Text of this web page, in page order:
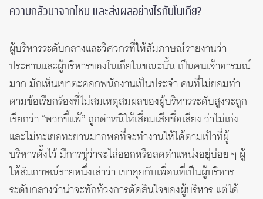
ความกลัวมาจากไหน และส่งผลอย่างไรกับโนเกีย?
ผู้บริหารระดับกลางและวิศวกรที่ให้สัมภาษณ์รายงานว่า
ประธานและผู้บริหารของโนเกียในขณะนั้น เป็นคนเจ้าอารมณ์
มาก มักเห็นเขาตะคอกพนักงานเป็นประจำ คนที่ไม่ยอมทำ
ตามข้อเรียกร้องที่ไม่สมเหตุสมผลของผู้บริหารระดับสูงจะถูก
เรียกว่า “พวกขี้แพ้” ถูกตำหนิให้เสื่อมเสียชื่อเสียง ว่าไม่เก่ง
และไม่ทะเยอทะยานมากพอที่จะทำงานให้ได้ตามเป้าที่ผู้
บริหารตั้งไว้ มีการขู่ว่าจะไล่ออกหรือลดตำแหน่งอยู่บ่อย ๆ ผู้
ให้สัมภาษณ์รายหนึ่งเล่าว่า เขาคุยกับเพื่อนที่เป็นผู้บริหาร
ระดับกลางว่าน่าจะทักท้วงการตัดสินใจของผู้บริหาร แต่ได้